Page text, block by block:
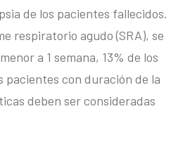
de los pacientes fallecidos.
respiratorio agudo (SRA), se
a 1 semana, 13% de los
pacientes con duración de la
deben ser consideradas